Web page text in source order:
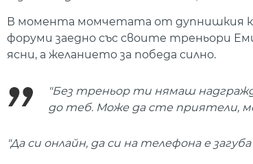
В момента момчетата от дупнишкия
форуми заедно със своите треньори
ясни, а желанието за победа силно.
"Без треньор ти нямаш
до теб. Може да сте приятели,
"Да си онлайн, да си на телефона е